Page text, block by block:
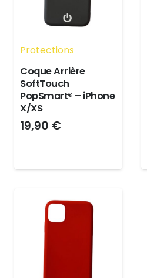
Protections
Coque Arrière
SoftTouch
PopSmart® – iPhone
X/XS
19,90 €